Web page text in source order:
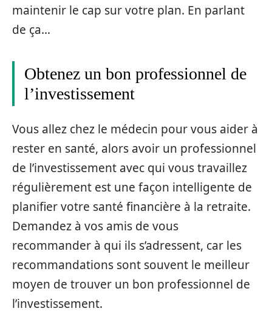
maintenir le cap sur votre plan. En parlant
de ça…
Obtenez un bon professionnel de
l’investissement
Vous allez chez le médecin pour vous aider à
rester en santé, alors avoir un professionnel
de l’investissement avec qui vous travaillez
régulièrement est une façon intelligente de
planifier votre santé financière à la retraite.
Demandez à vos amis de vous
recommander à qui ils s’adressent, car les
recommandations sont souvent le meilleur
moyen de trouver un bon professionnel de
l’investissement.